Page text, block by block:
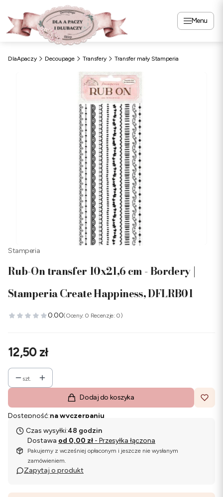
Menu
DlaApaczy Decoupage Transfery Transfer mały Stamperia
Stamperia
Rub-On transfer 10x21,6 cm - Bordery |
Stamperia Create Happiness, DFLRB01
0.00(Oceny: 0 Recenzje: 0)
Cena
12,50 zł
szt.
Dodaj do koszyka
Dostępność:na wyczerpaniu
Czas wysyłki:48 godzin
Dostawa od 0,00 zł - Przesyłka łączona
Pakujemy z wcześniej opłaconym i jeszcze nie wysłanym
zamówieniem.
Zapytaj o produkt